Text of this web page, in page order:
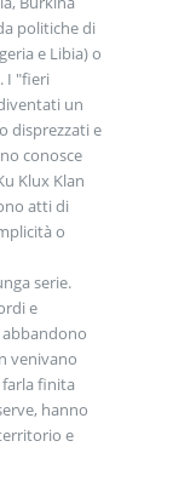
politiche di
e Libia) o
I "fieri
un
disprezzati e
conosce
Klux Klan
atti di
o
serie.
e
venivano
finita
hanno
e